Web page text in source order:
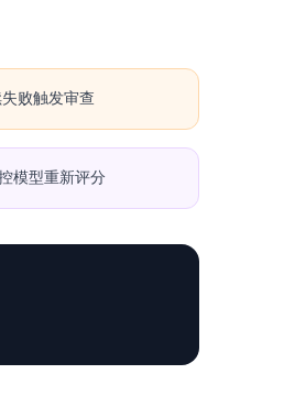
败触发审查
模型重新评分